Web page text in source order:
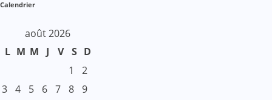
Calendrier
août 2026
L M M J V S D
1
2
3 4 5 6 7 8 9